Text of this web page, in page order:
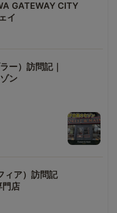
GATEWAY CITY
イ
ー）訪問記｜
ン
ィア）訪問記
門店